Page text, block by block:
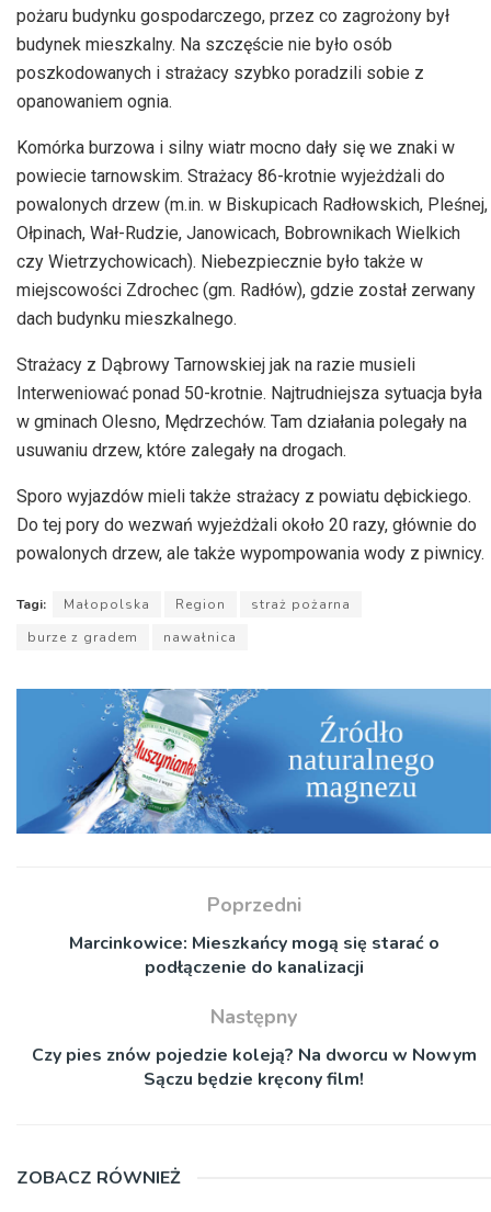
pożaru budynku gospodarczego, przez co zagrożony był
budynek mieszkalny. Na szczęście nie było osób
poszkodowanych i strażacy szybko poradzili sobie z
opanowaniem ognia.
Komórka burzowa i silny wiatr mocno dały się we znaki w
powiecie tarnowskim. Strażacy 86-krotnie wyjeżdżali do
powalonych drzew (m.in. w Biskupicach Radłowskich, Pleśnej,
Ołpinach, Wał-Rudzie, Janowicach, Bobrownikach Wielkich
czy Wietrzychowicach). Niebezpiecznie było także w
miejscowości Zdrochec (gm. Radłów), gdzie został zerwany
dach budynku mieszkalnego.
Strażacy z Dąbrowy Tarnowskiej jak na razie musieli
Interweniować ponad 50-krotnie. Najtrudniejsza sytuacja była
w gminach Olesno, Mędrzechów. Tam działania polegały na
usuwaniu drzew, które zalegały na drogach.
Sporo wyjazdów mieli także strażacy z powiatu dębickiego.
Do tej pory do wezwań wyjeżdżali około 20 razy, głównie do
powalonych drzew, ale także wypompowania wody z piwnicy.
Tagi: Małopolska Region
straż pożarna
burze z gradem
nawałnica
Poprzedni
Marcinkowice: Mieszkańcy mogą się starać o
podłączenie do kanalizacji
Następny
Czy pies znów pojedzie koleją? Na dworcu w Nowym
Sączu będzie kręcony film!
ZOBACZ RÓWNIEŻ